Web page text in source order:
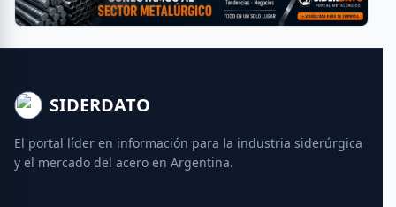
SIDERDATO
El portal líder en información para la industria siderúrgica
y el mercado del acero en Argentina.